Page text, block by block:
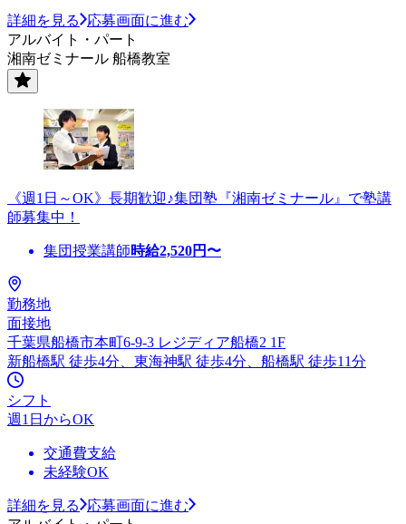
詳細を見る
応募画面に進む
アルバイト・パート
湘南ゼミナール 船橋教室
《週1日～OK》長期歓迎♪集団塾『湘南ゼミナール』で塾講
師募集中！
集団授業講師時給2,520円〜
勤務地
面接地
千葉県船橋市本町6-9-3 レジディア船橋2 1F
新船橋駅 徒歩4分、東海神駅 徒歩4分、船橋駅 徒歩11分
シフト
週1日からOK
交通費支給
未経験OK
詳細を見る
応募画面に進む